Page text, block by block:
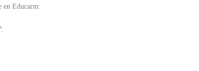
en Educarm:
: